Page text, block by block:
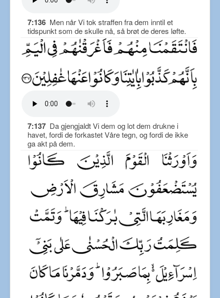
7:136 Men når Vi tok straffen fra dem inntil et
tidspunkt som de skulle nå, så brøt de deres løfte.
7:137 Da gjengjaldt Vi dem og lot dem drukne i
havet, fordi de forkastet Våre tegn, og fordi de ikke
ga akt på dem.